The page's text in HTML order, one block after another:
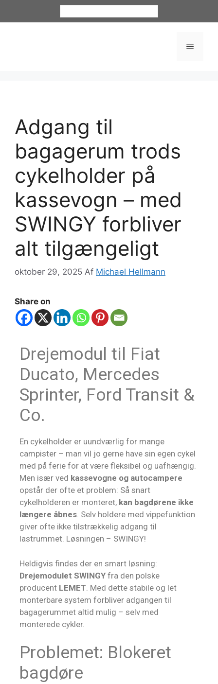
Adgang til
bagagerum trods
cykelholder på
kassevogn – med
SWINGY forbliver
alt tilgængeligt
oktober 29, 2025 Af Michael Hellmann
Share on
Drejemodul til Fiat
Ducato, Mercedes
Sprinter, Ford Transit &
Co.
En cykelholder er uundværlig for mange
campister – man vil jo gerne have sin egen cykel
med på ferie for at være fleksibel og uafhængig.
Men især ved kassevogne og autocampere
opstår der ofte et problem: Så snart
cykelholderen er monteret, kan bagdørene ikke
længere åbnes. Selv holdere med vippefunktion
giver ofte ikke tilstrækkelig adgang til
lastrummet. Løsningen – SWINGY!
Heldigvis findes der en smart løsning:
Drejemodulet SWINGY fra den polske
producent LEMET . Med dette stabile og let
monterbare system forbliver adgangen til
bagagerummet altid mulig – selv med
monterede cykler.
Problemet: Blokeret
bagdøre